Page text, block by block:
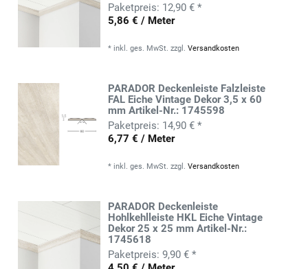
12,90 € *
5,86 € / Meter
* inkl. ges. MwSt. zzgl.Versandkosten
PARADOR Deckenleiste Falzleiste
FAL Eiche Vintage Dekor 3,5 x 60
mm Artikel-Nr.: 1745598
14,90 € *
6,77 € / Meter
* inkl. ges. MwSt. zzgl.Versandkosten
PARADOR Deckenleiste
Hohlkehlleiste HKL Eiche Vintage
Dekor 25 x 25 mm Artikel-Nr.:
1745618
9,90 € *